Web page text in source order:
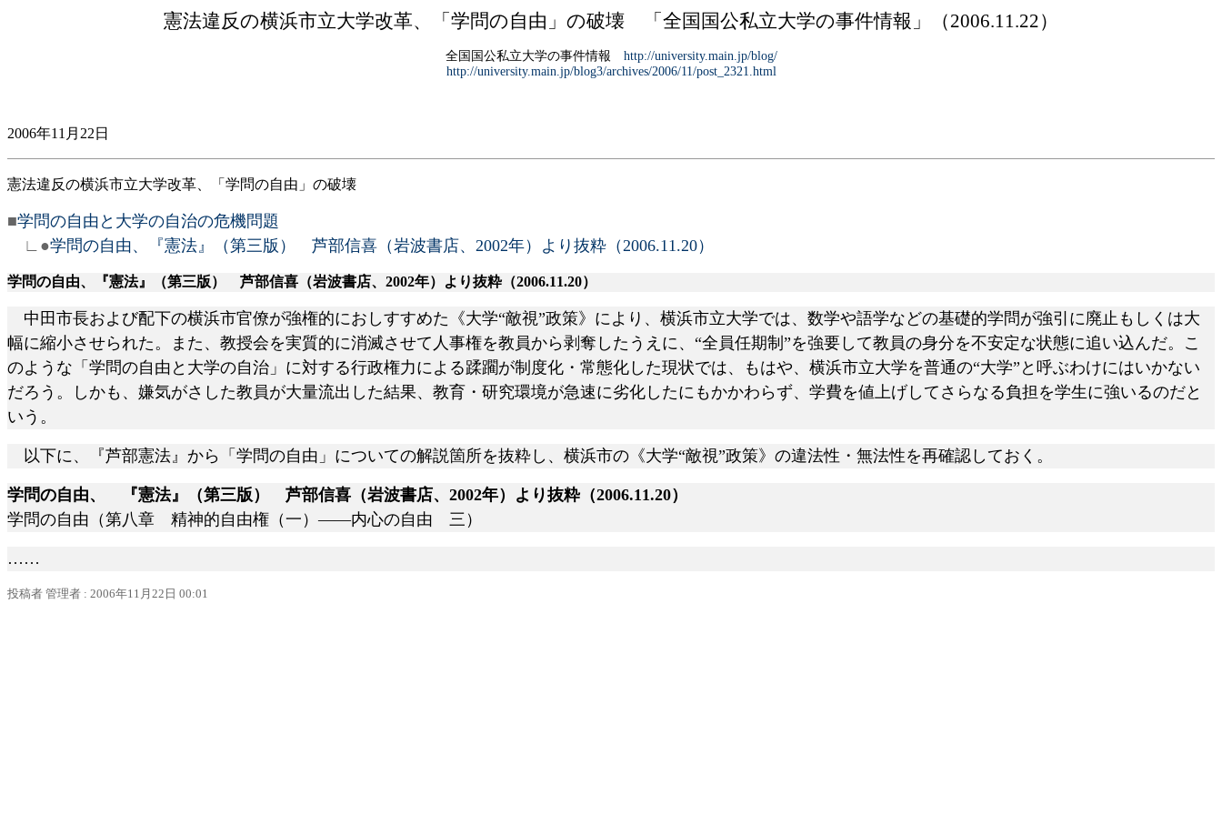
憲法違反の横浜市立大学改革、「学問の自由」の破壊 「全国国公私立大学の事件情報」（2006.11.22）
全国国公私立大学の事件情報 http://university.main.jp/blog/
http://university.main.jp/blog3/archives/2006/11/post_2321.html
2006年11月22日
憲法違反の横浜市立大学改革、「学問の自由」の破壊
■学問の自由と大学の自治の危機問題
∟●学問の自由、『憲法』（第三版） 芦部信喜（岩波書店、2002年）より抜粋（2006.11.20）
学問の自由、『憲法』（第三版） 芦部信喜（岩波書店、 2002年）より抜粋（2006.11.20）
中田市長および配下の横浜市官僚が強権的におしすすめた《大学“敵視”政策》により、横浜市立大学では、数学や語学などの基礎的学問が強引に廃止もしくは大
幅に縮小させられた。また、教授会を実質的に消滅させて人事権を教員から剥奪したうえに、“全員任期制”を強要して教員の身分を不安定な状態に追い込んだ。こ
のような「学問の自由と大学の自治」に対する行政権力による蹂躙が制度化・常態化した現状では、もはや、横浜市立大学を普通の“大学”と呼ぶわけにはいかない
だろう。しかも、嫌気がさした教員が大量流出した結果、教育・研究環境が急速に劣化したにもかかわらず、学費を値上げしてさらなる負担を学生に強いるのだと
いう。
以下に、『芦部憲法』から「学問の自由」についての解説箇所を抜粋し、横浜市の《大学“敵視”政策》の違法性・無法性を再確認しておく。
学問の自由、 『憲法』（第三版） 芦部信喜（岩波書店、 2002年）より抜粋（2006.11.20）
学問の自由（第八章 精神的自由権（一）――内心の自由 三）
……
投稿者 管理者 : 2006年11 月 22 日 00:01